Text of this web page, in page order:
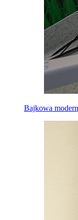
Bajkowa